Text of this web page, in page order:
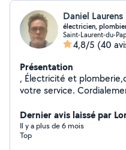
Daniel
électricien,
Saint-Laurent-du-
4,8/5 (40
Présentation
, Électricité et
votre service.
Dernier avis laissé par
Il y a plus de 6 mois
Top